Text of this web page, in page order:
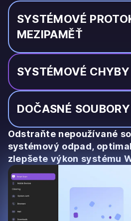
SYSTÉMOVÉ
MEZIPAMĚŤ
SYSTÉMOVÉ CHYBY
DOČASNÉ SOUBORY
Odstraňte nepoužívané
systémový odpad,
zlepšete výkon systému